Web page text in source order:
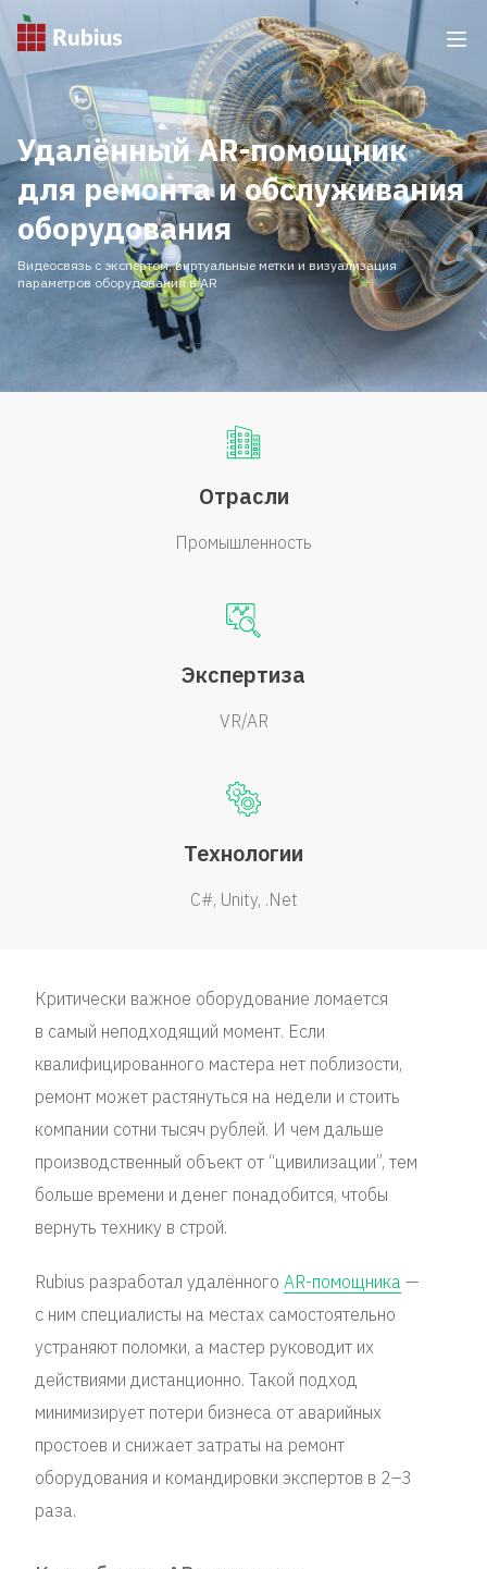
Удалённый AR-помощник
для ремонта и обслуживания
оборудования
Видеосвязь с экспертом, виртуальные метки и визуализация
параметров оборудования в AR
Отрасли
Промышленность
Экспертиза
VR/AR
Технологии
C# Unity .Net
Критически важное оборудование ломается
в самый неподходящий момент. Если
квалифицированного мастера нет поблизости,
ремонт может растянуться на недели и стоить
компании сотни тысяч рублей. И чем дальше
производственный объект от “цивилизации”, тем
больше времени и денег понадобится, чтобы
вернуть технику в строй.
Rubius разработал удалённого AR-помощника —
с ним специалисты на местах самостоятельно
устраняют поломки, а мастер руководит их
действиями дистанционно. Такой подход
минимизирует потери бизнеса от аварийных
простоев и снижает затраты на ремонт
оборудования и командировки экспертов в 2–3
раза.